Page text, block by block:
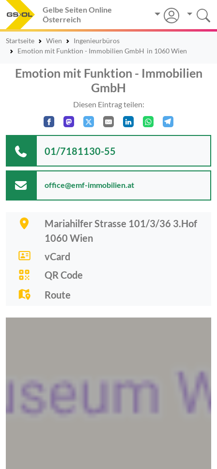
Gelbe Seiten Online
Österreich
Startseite Wien
Ingenieurbüros
Emotion mit Funktion - Immobilien GmbH in 1060 Wien
Emotion mit Funktion - Immobilien
GmbH
Diesen Eintrag teilen:
Mariahilfer Strasse 101/3/36 3.Hof
1060 Wien
vCard
QR Code
Route
01/7181130-55
office@emf-immobilien.at